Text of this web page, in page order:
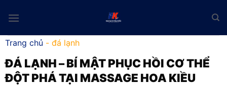
Trang chủ - đá lạnh
ĐÁ LẠNH– BÍ MẬT PHỤC HỒI CƠ THỂ
ĐỘT PHÁ TẠI MASSAGE HOA KIỀU